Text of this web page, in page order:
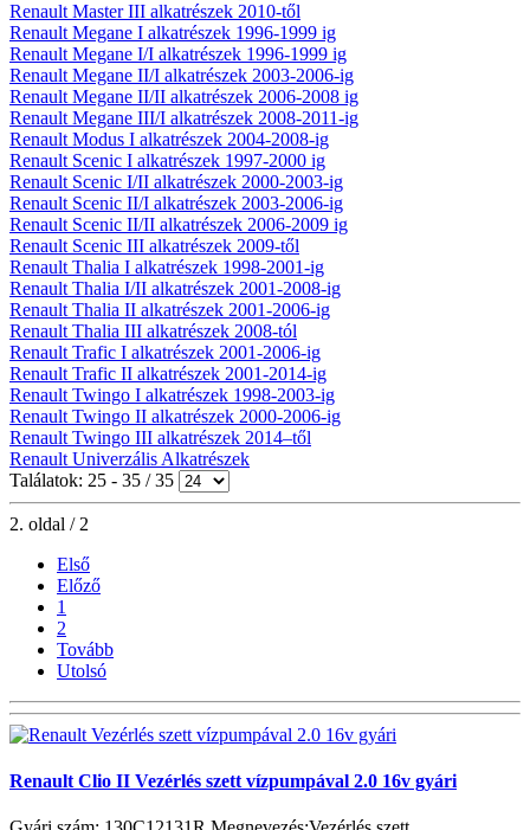
Renault Master III alkatrészek 2010-től
Renault Megane I alkatrészek 1996-1999 ig
Renault Megane I/I alkatrészek 1996-1999 ig
Renault Megane II/I alkatrészek 2003-2006-ig
Renault Megane II/II alkatrészek 2006-2008 ig
Renault Megane III/I alkatrészek 2008-2011-ig
Renault Modus I alkatrészek 2004-2008-ig
Renault Scenic I alkatrészek 1997-2000 ig
Renault Scenic I/II alkatrészek 2000-2003-ig
Renault Scenic II/I alkatrészek 2003-2006-ig
Renault Scenic II/II alkatrészek 2006-2009 ig
Renault Scenic III alkatrészek 2009-től
Renault Thalia I alkatrészek 1998-2001-ig
Renault Thalia I/II alkatrészek 2001-2008-ig
Renault Thalia II alkatrészek 2001-2006-ig
Renault Thalia III alkatrészek 2008-tól
Renault Trafic I alkatrészek 2001-2006-ig
Renault Trafic II alkatrészek 2001-2014-ig
Renault Twingo I alkatrészek 1998-2003-ig
Renault Twingo II alkatrészek 2000-2006-ig
Renault Twingo III alkatrészek 2014–től
Renault Univerzális Alkatrészek
Találatok: 25 - 35 / 35
2. oldal / 2
Első
Előző
1
2
Tovább
Utolsó
Renault Clio II Vezérlés szett vízpumpával 2.0 16v gyári